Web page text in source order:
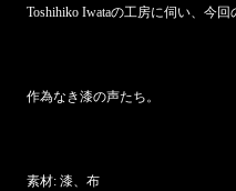
Toshihiko Iwataの工房に伺い、今
作為なき漆の声たち。
素材: 漆、布